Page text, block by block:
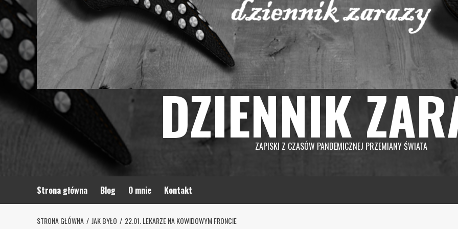
DZIENNIK
ZAPISKI Z CZASÓW PANDEMICZNEJ PRZEMIANY ŚWIATA
Strona główna Blog O mnie Kontakt
STRONA GŁÓWNA JAK BYŁO 22.01. LEKARZE NA KOWIDOWYM FRONCIE